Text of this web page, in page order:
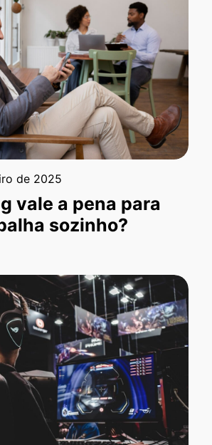
de 2025
vale a pena para
sozinho?